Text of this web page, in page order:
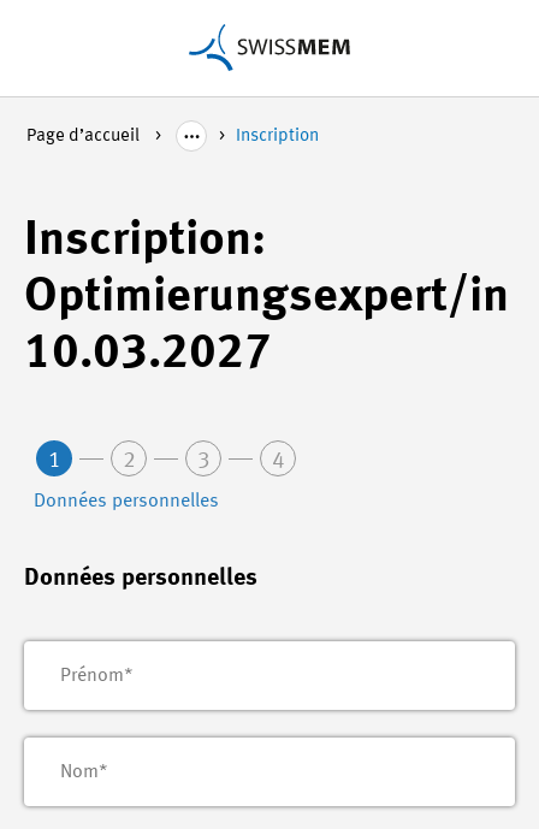
Page d’accueil Inscription
Inscription:
Optimierungsexpert/in
10.03.2027
1 2 3 4
Données personnelles
Données personnelles